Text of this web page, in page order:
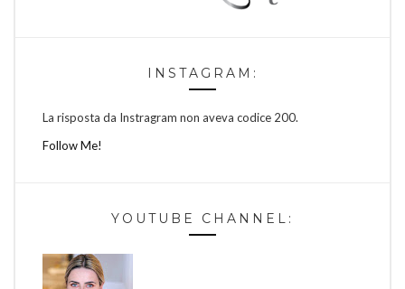
INSTAGRAM:
La risposta da Instragram non aveva codice 200.
Follow Me!
YOUTUBE CHANNEL: